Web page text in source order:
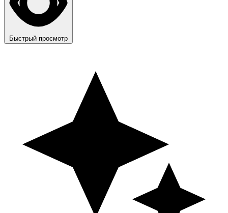
Быстрый просмотр